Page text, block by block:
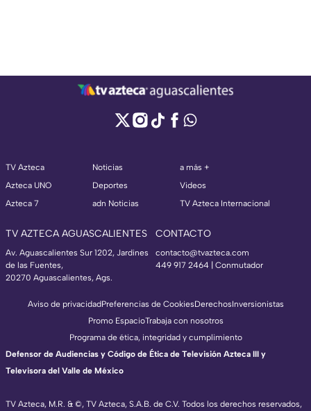
TV Azteca
Azteca UNO
Azteca 7
Noticias
Deportes
adn Noticias
a más +
Videos
TV Azteca Internacional
TV AZTECA AGUASCALIENTES
Av. Aguascalientes Sur 1202, Jardines
de las Fuentes,
20270 Aguascalientes, Ags.
CONTACTO
contacto@tvazteca.com
449 917 2464 | Conmutador
TV Azteca, M.R. & ©, TV Azteca, S.A.B. de C.V. Todos los derechos reservados,
Aviso de privacidadPreferencias de CookiesDerechosInversionistas
Promo EspacioTrabaja con nosotros
Programa de ética, integridad y cumplimiento
Defensor de Audiencias y Código de Ética de Televisión Azteca III y
Televisora del Valle de México